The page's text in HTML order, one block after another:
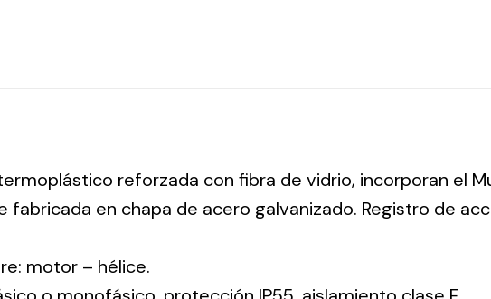
reforzada con fibra de vidrio, incorporan el
fabricada en chapa de acero galvanizado. Registro de
motor – hélice.